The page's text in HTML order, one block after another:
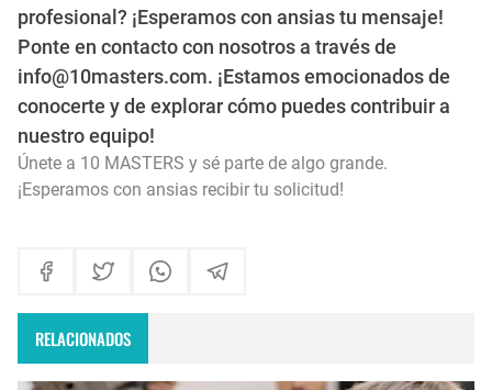
profesional? ¡Esperamos con ansias tu mensaje!
Ponte en contacto con nosotros a través de
info@10masters.com. ¡Estamos emocionados de
conocerte y de explorar cómo puedes contribuir a
nuestro equipo!
Únete a 10 MASTERS y sé parte de algo grande.
¡Esperamos con ansias recibir tu solicitud!
RELACIONADOS